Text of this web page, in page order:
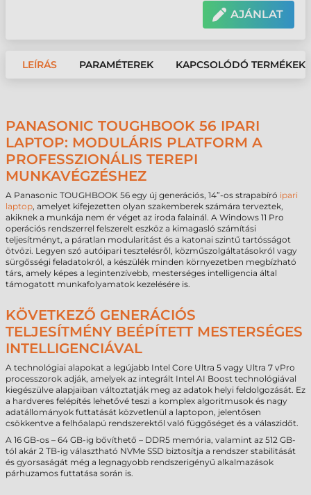
AJÁNLAT
LEÍRÁS PARAMÉTEREK KAPCSOLÓDÓ TERMÉKEK
PANASONIC TOUGHBOOK 56 IPARI
LAPTOP: MODULÁRIS PLATFORM A
PROFESSZIONÁLIS TEREPI
MUNKAVÉGZÉSHEZ
A Panasonic TOUGHBOOK 56 egy új generációs, 14”-os strapabíró ipari
laptop, amelyet kifejezetten olyan szakemberek számára terveztek,
akiknek a munkája nem ér véget az iroda falainál. A Windows 11 Pro
operációs rendszerrel felszerelt eszköz a kimagasló számítási
teljesítményt, a páratlan modularitást és a katonai szintű tartósságot
ötvözi. Legyen szó autóipari tesztelésről, közműszolgáltatásokról vagy
sürgősségi feladatokról, a készülék minden környezetben megbízható
társ, amely képes a legintenzívebb, mesterséges intelligencia által
támogatott munkafolyamatok kezelésére is.
KÖVETKEZŐ GENERÁCIÓS
TELJESÍTMÉNY BEÉPÍTETT MESTERSÉGES
INTELLIGENCIÁVAL
A technológiai alapokat a legújabb Intel Core Ultra 5 vagy Ultra 7 vPro
processzorok adják, amelyek az integrált Intel AI Boost technológiával
kiegészülve alapjaiban változtatják meg az adatok helyi feldolgozását. Ez
a hardveres felépítés lehetővé teszi a komplex algoritmusok és nagy
adatállományok futtatását közvetlenül a laptopon, jelentősen
csökkentve a felhőalapú rendszerektől való függőséget és a válaszidőt.
A 16 GB-os – 64 GB-ig bővíthető – DDR5 memória, valamint az 512 GB-
tól akár 2 TB-ig választható NVMe SSD biztosítja a rendszer stabilitását
és gyorsaságát még a legnagyobb rendszerigényű alkalmazások
párhuzamos futtatása során is.